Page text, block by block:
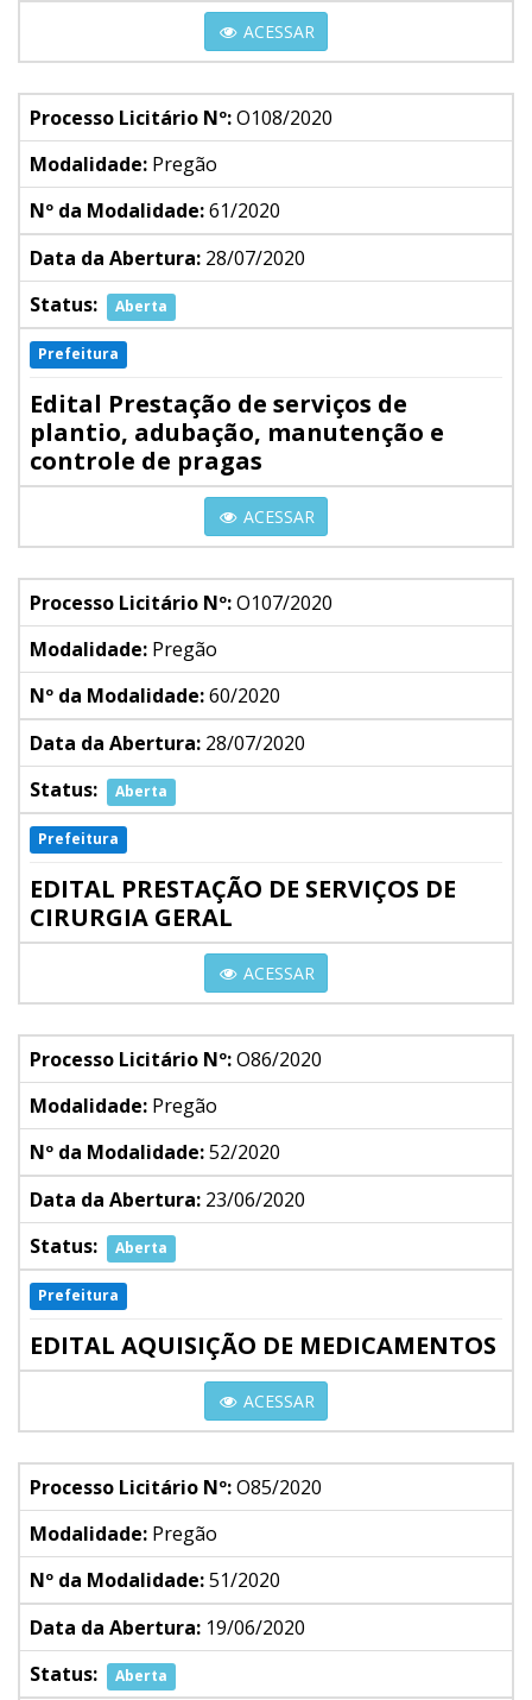
ACESSAR
Processo Licitário Nº:O108/2020
Modalidade: Pregão
Nº da Modalidade:61/2020
Data da Abertura: 28/07/2020
Status:
Aberta
Prefeitura
Edital Prestação de serviços de
plantio, adubação, manutenção e
controle de pragas
ACESSAR
Processo Licitário Nº:O107/2020
Modalidade: Pregão
Nº da Modalidade:60/2020
Data da Abertura: 28/07/2020
Status:
Aberta
Prefeitura
EDITAL PRESTAÇÃO DE SERVIÇOS DE
CIRURGIA GERAL
ACESSAR
Processo Licitário Nº:O86/2020
Modalidade: Pregão
Nº da Modalidade:52/2020
Data da Abertura: 23/06/2020
Status:
Aberta
Prefeitura
EDITAL AQUISIÇÃO DE MEDICAMENTOS
ACESSAR
Processo Licitário Nº:O85/2020
Modalidade: Pregão
Nº da Modalidade:51/2020
Data da Abertura: 19/06/2020
Status:
Aberta